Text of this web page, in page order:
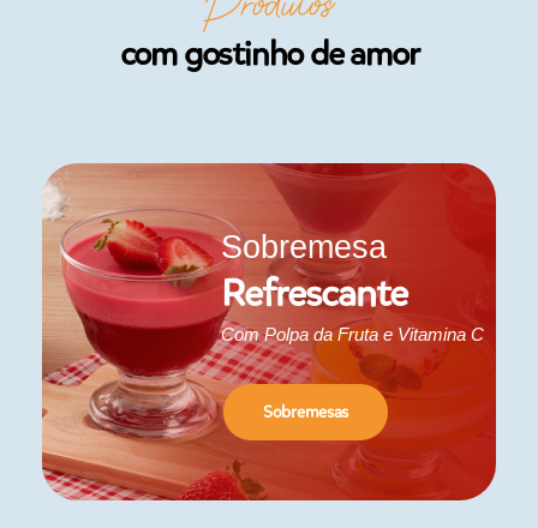
com gostinho de amor
Sobremesa
Refrescante
Com Polpa da Fruta e Vitamina C
Sobremesas